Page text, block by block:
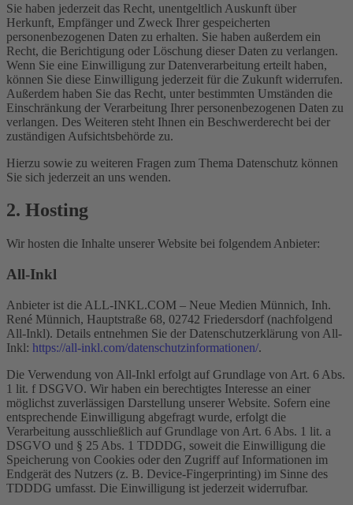
Sie haben jederzeit das Recht, unentgeltlich Auskunft über
Herkunft, Empfänger und Zweck Ihrer gespeicherten
personenbezogenen Daten zu erhalten. Sie haben außerdem ein
Recht, die Berichtigung oder Löschung dieser Daten zu verlangen.
Wenn Sie eine Einwilligung zur Datenverarbeitung erteilt haben,
können Sie diese Einwilligung jederzeit für die Zukunft widerrufen.
Außerdem haben Sie das Recht, unter bestimmten Umständen die
Einschränkung der Verarbeitung Ihrer personenbezogenen Daten zu
verlangen. Des Weiteren steht Ihnen ein Beschwerderecht bei der
zuständigen Aufsichtsbehörde zu.
Hierzu sowie zu weiteren Fragen zum Thema Datenschutz können
Sie sich jederzeit an uns wenden.
2. Hosting
Wir hosten die Inhalte unserer Website bei folgendem Anbieter:
All-Inkl
Anbieter ist die ALL-INKL.COM – Neue Medien Münnich, Inh.
René Münnich, Hauptstraße 68, 02742 Friedersdorf (nachfolgend
All-Inkl). Details entnehmen Sie der Datenschutzerklärung von All-
Inkl: https://all-inkl.com/datenschutzinformationen/.
Die Verwendung von All-Inkl erfolgt auf Grundlage von Art. 6 Abs.
1 lit. f DSGVO. Wir haben ein berechtigtes Interesse an einer
möglichst zuverlässigen Darstellung unserer Website. Sofern eine
entsprechende Einwilligung abgefragt wurde, erfolgt die
Verarbeitung ausschließlich auf Grundlage von Art. 6 Abs. 1 lit. a
DSGVO und § 25 Abs. 1 TDDDG, soweit die Einwilligung die
Speicherung von Cookies oder den Zugriff auf Informationen im
Endgerät des Nutzers (z. B. Device-Fingerprinting) im Sinne des
TDDDG umfasst. Die Einwilligung ist jederzeit widerrufbar.